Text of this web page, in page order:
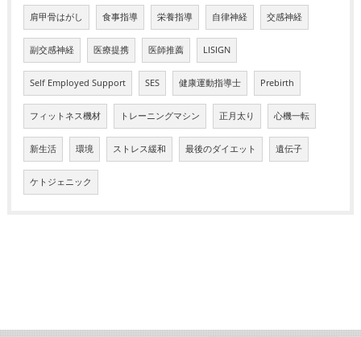
肩甲骨はがし 食事指導 栄養指導 自律神経 交感神経
副交感神経 医療提携 医師推薦 LISIGN
Self Employed Support SES 健康運動指導士 Prebirth
フィットネス機材 トレーニングマシン 正月太り 心機一転
新生活 環境 ストレス緩和 最後のダイエット 遺伝子
ケトジェニック